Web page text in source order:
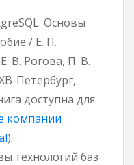
Основы
/ Е. П.
В. Рогова, П. В.
Петербург,
доступна для
компании
).
технологий баз